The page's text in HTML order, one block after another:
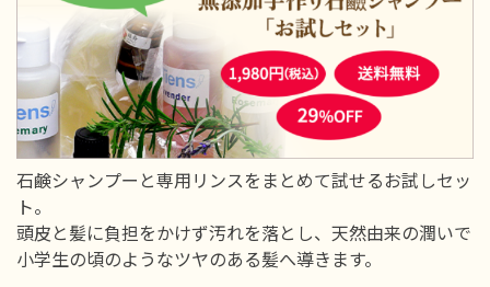
石鹸シャンプーと専用リンスをまとめて試せるお試しセッ
ト。
頭皮と髪に負担をかけず汚れを落とし、天然由来の潤いで
小学生の頃のようなツヤのある髪へ導きます。